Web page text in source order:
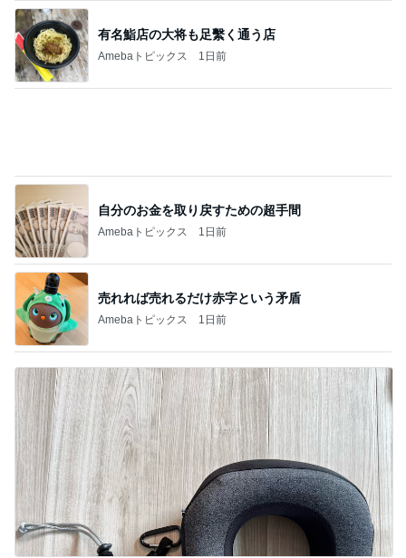
有名鮨店の大将も足繫く通う店
Amebaトピックス 1日前
自分のお金を取り戻すための超手間
Amebaトピックス 1日前
売れれば売れるだけ赤字という矛盾
Amebaトピックス 1日前